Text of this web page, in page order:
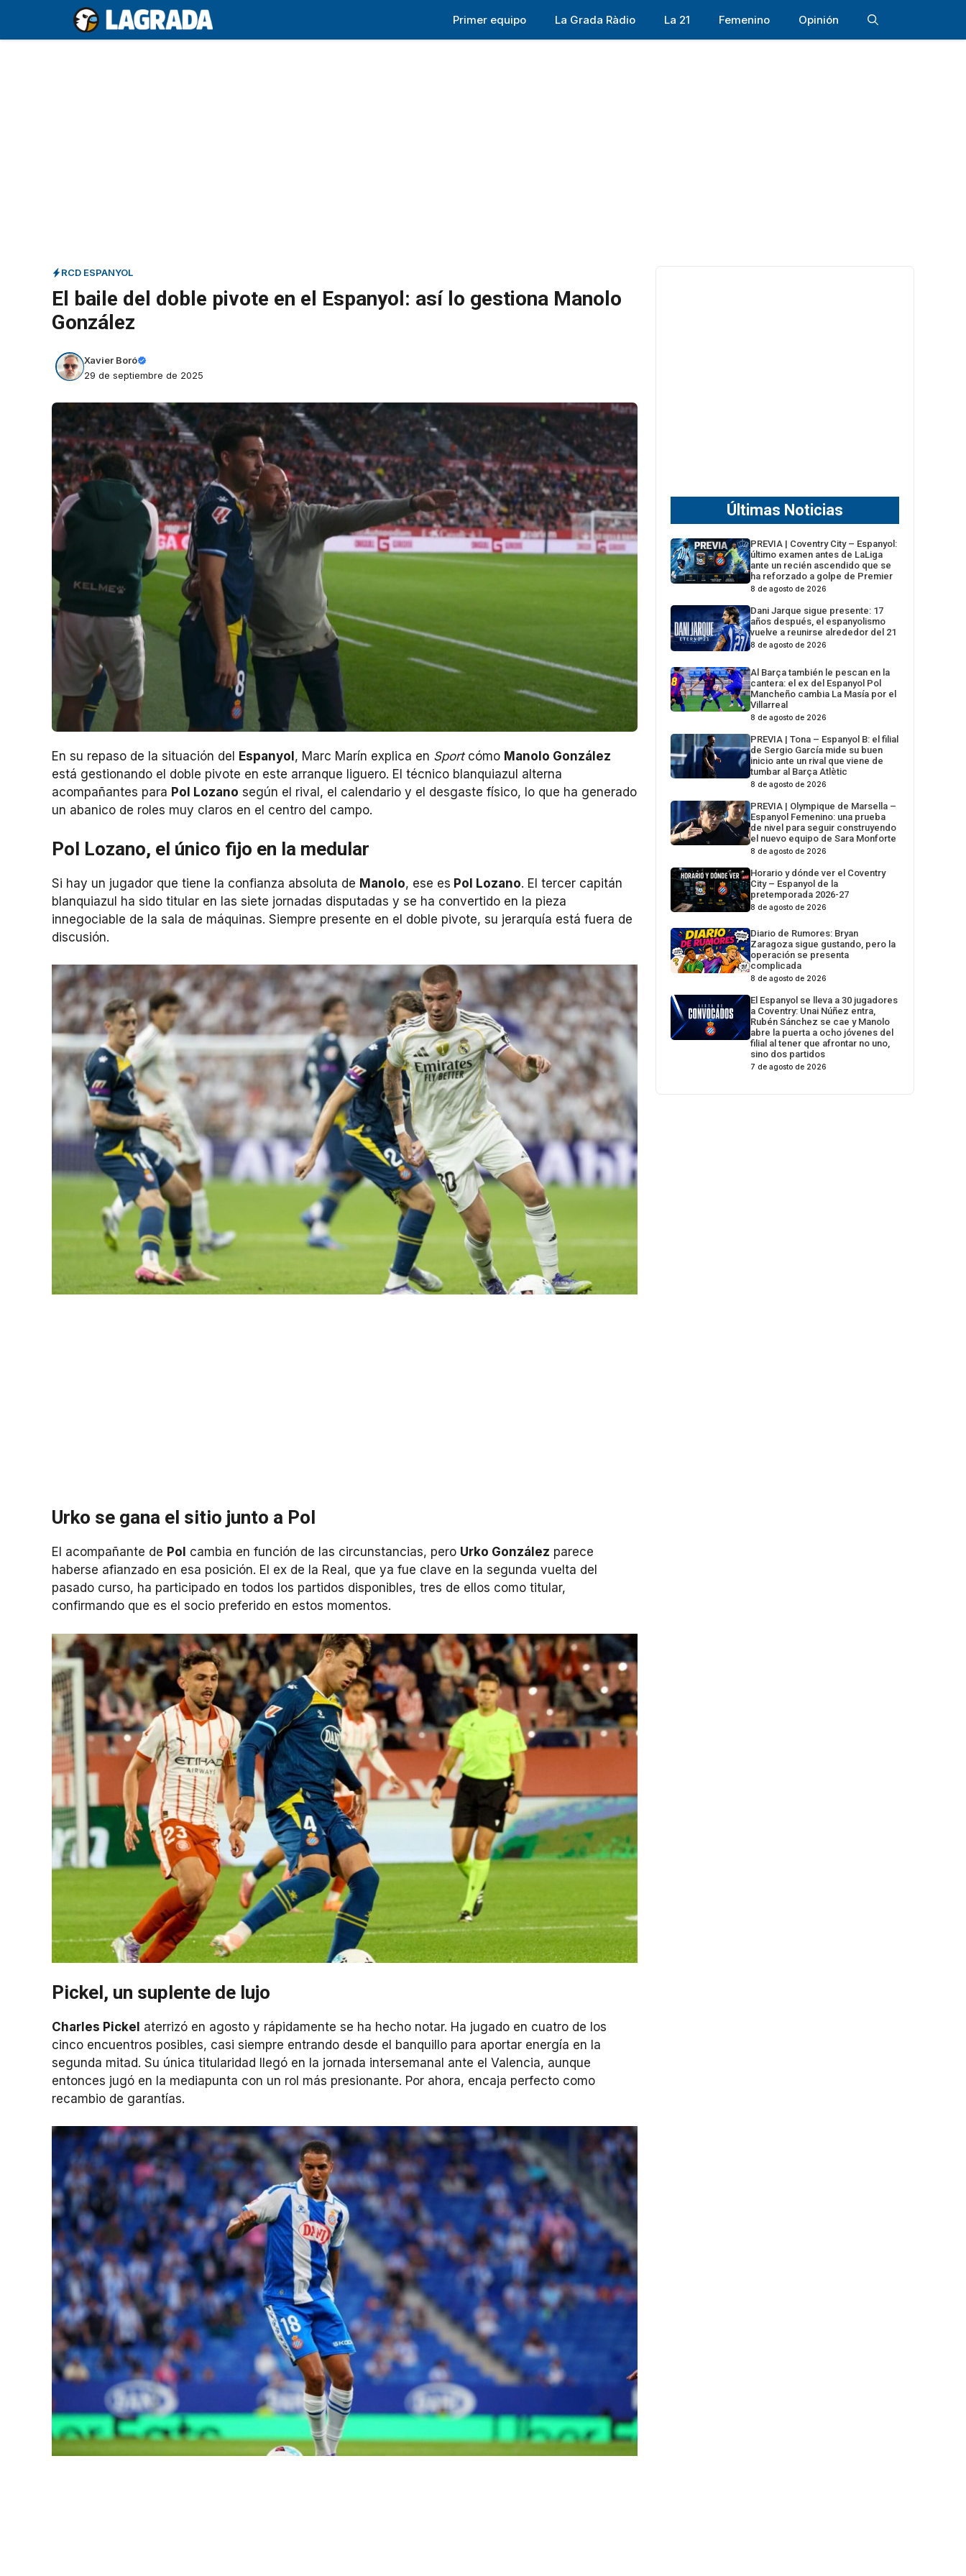
contenido
Primer equipo La Grada Ràdio La 21 Femenino Opinión
RCD ESPANYOL
El baile del doble pivote en el Espanyol: así lo gestiona Manolo
González
Xavier Boró
29 de septiembre de 2025
En su repaso de la situación del Espanyol , Marc Marín explica en Sportcómo Manolo González
está gestionando el doble pivote en este arranque liguero. El técnico blanquiazul alterna
acompañantes para Pol Lozano según el rival, el calendario y el desgaste físico, lo que ha generado
un abanico de roles muy claros en el centro del campo.
Pol Lozano, el único fijo en la medular
Si hay un jugador que tiene la confianza absoluta de Manolo, ese es Pol Lozano. El tercer capitán
blanquiazul ha sido titular en las siete jornadas disputadas y se ha convertido en la pieza
innegociable de la sala de máquinas. Siempre presente en el doble pivote, su jerarquía está fuera de
discusión.
Urko se gana el sitio junto a Pol
El acompañante de Pol cambia en función de las circunstancias, pero Urko González parece
haberse afianzado en esa posición. El ex de la Real, que ya fue clave en la segunda vuelta del
pasado curso, ha participado en todos los partidos disponibles, tres de ellos como titular,
confirmando que es el socio preferido en estos momentos.
Pickel, un suplente de lujo
Charles Pickel aterrizó en agosto y rápidamente se ha hecho notar. Ha jugado en cuatro de los
cinco encuentros posibles, casi siempre entrando desde el banquillo para aportar energía en la
segunda mitad. Su única titularidad llegó en la jornada intersemanal ante el Valencia, aunque
entonces jugó en la mediapunta con un rol más presionante. Por ahora, encaja perfecto como
recambio de garantías.
Últimas Noticias
PREVIA | Coventry City – Espanyol:
último examen antes de LaLiga
ante un recién ascendido que se
ha reforzado a golpe de Premier
8 de agosto de 2026
Dani Jarque sigue presente: 17
años después, el espanyolismo
vuelve a reunirse alrededor del 21
8 de agosto de 2026
Al Barça también le pescan en la
cantera: el ex del Espanyol Pol
Mancheño cambia La Masía por el
Villarreal
8 de agosto de 2026
PREVIA | Tona – Espanyol B: el filial
de Sergio García mide su buen
inicio ante un rival que viene de
tumbar al Barça Atlètic
8 de agosto de 2026
PREVIA | Olympique de Marsella –
Espanyol Femenino: una prueba
de nivel para seguir construyendo
el nuevo equipo de Sara Monforte
8 de agosto de 2026
Horario y dónde ver el Coventry
City – Espanyol de la
pretemporada 2026-27
8 de agosto de 2026
Diario de Rumores: Bryan
Zaragoza sigue gustando, pero la
operación se presenta
complicada
8 de agosto de 2026
El Espanyol se lleva a 30 jugadores
a Coventry: Unai Núñez entra,
Rubén Sánchez se cae y Manolo
abre la puerta a ocho jóvenes del
filial al tener que afrontar no uno,
sino dos partidos
7 de agosto de 2026